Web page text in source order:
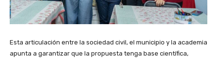
Esta articulación entre la sociedad civil, el municipio y la academia
apunta a garantizar que la propuesta tenga base científica,